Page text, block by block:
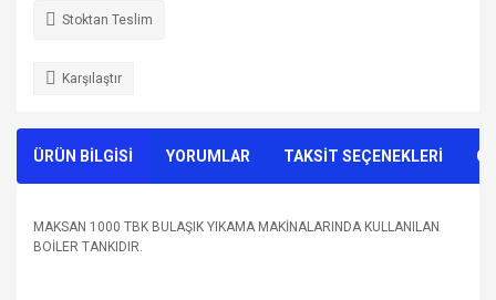
Stoktan Teslim
Karşılaştır
ÜRÜN BİLGİSİ YORUMLAR TAKSİT SEÇENEKLERİ
MAKSAN 1000 TBK BULAŞIK YIKAMA MAKİNALARINDA KULLANILAN
BOİLER TANKIDIR.